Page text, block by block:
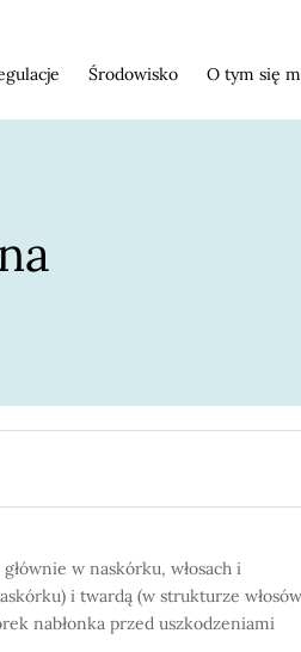
Środowisko O tym się
w naskórku, włosach i
i twardą (w strukturze włosów
nabłonka przed uszkodzeniami